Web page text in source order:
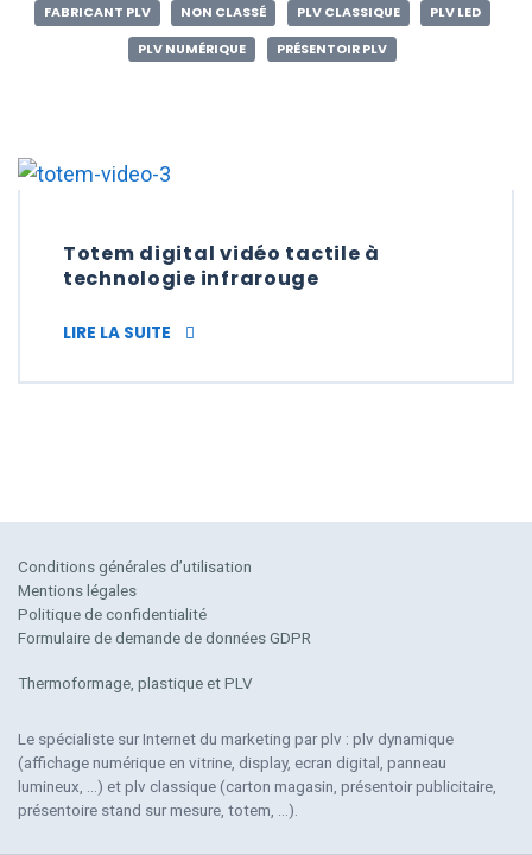
FABRICANT PLV NON CLASSÉ PLV CLASSIQUE PLV LED
PLV NUMÉRIQUE PRÉSENTOIR PLV
Totem digital vidéo tactile à
technologie infrarouge
LIRE LA SUITE TOTEM DIGITAL VIDÉO TACTILE À
Conditions générales d’utilisation
Mentions légales
Politique de confidentialité
Formulaire de demande de données GDPR
Thermoformage, plastique et PLV
Le spécialiste sur Internet du marketing par plv : plv dynamique
(affichage numérique en vitrine, display, ecran digital, panneau
lumineux, …) et plv classique (carton magasin, présentoir publicitaire,
présentoire stand sur mesure, totem, …).